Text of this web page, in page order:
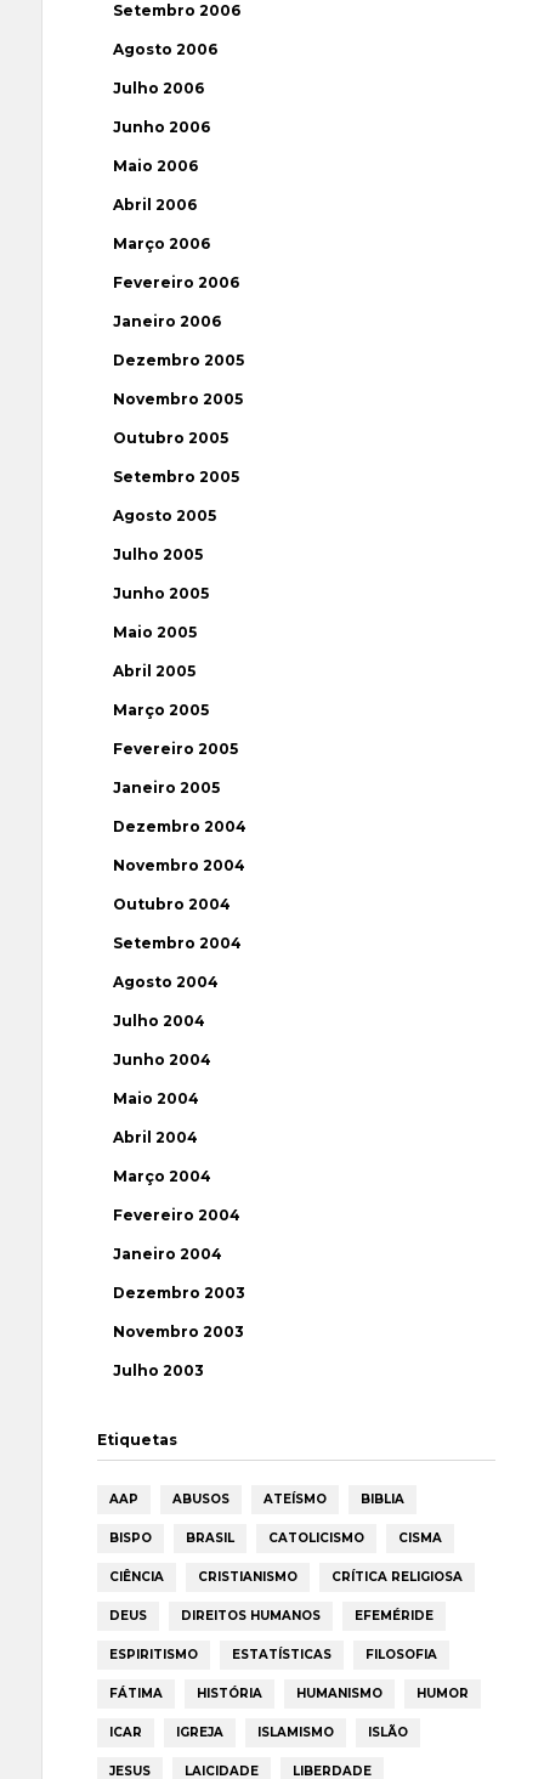
Setembro 2006
Agosto 2006
Julho 2006
Junho 2006
Maio 2006
Abril 2006
Março 2006
Fevereiro 2006
Janeiro 2006
Dezembro 2005
Novembro 2005
Outubro 2005
Setembro 2005
Agosto 2005
Julho 2005
Junho 2005
Maio 2005
Abril 2005
Março 2005
Fevereiro 2005
Janeiro 2005
Dezembro 2004
Novembro 2004
Outubro 2004
Setembro 2004
Agosto 2004
Julho 2004
Junho 2004
Maio 2004
Abril 2004
Março 2004
Fevereiro 2004
Janeiro 2004
Dezembro 2003
Novembro 2003
Julho 2003
Etiquetas
AAP ABUSOS ATEÍSMO BIBLIA
BISPO BRASIL CATOLICISMO CISMA
CIÊNCIA CRISTIANISMO CRÍTICA RELIGIOSA
DEUS DIREITOS HUMANOS EFEMÉRIDE
ESPIRITISMO ESTATÍSTICAS FILOSOFIA
FÁTIMA HISTÓRIA HUMANISMO HUMOR
ICAR IGREJA ISLAMISMO ISLÃO
JESUS LAICIDADE LIBERDADE